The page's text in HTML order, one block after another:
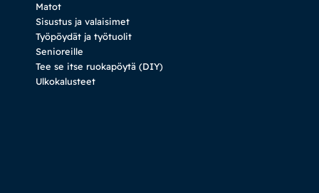
Matot
Sisustus ja valaisimet
Työpöydät ja työtuolit
Senioreille
Tee se itse ruokapöytä (DIY)
Ulkokalusteet